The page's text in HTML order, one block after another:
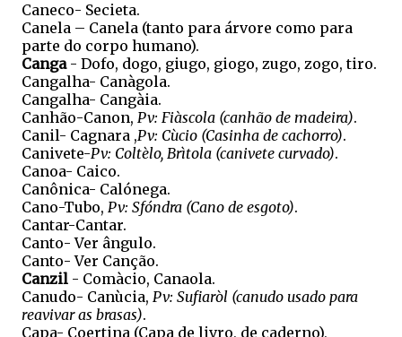
Caneco- Secieta.
Canela – Canela (tanto para árvore como para
parte do corpo humano).
Canga- Dofo, dogo, giugo, giogo, zugo, zogo, tiro.
Cangalha- Canàgola.
Cangalha- Cangàia.
Canhão-Canon, Pv: Fiàscola (canhão de madeira).
Canil- Cagnara ,Pv: Cùcio (Casinha de cachorro).
Canivete-Pv: Coltèlo, Brìtola (canivete curvado).
Canoa- Caico.
Canônica- Calónega.
Cano-Tubo, Pv: Sfóndra (Cano de esgoto).
Cantar-Cantar.
Canto- Ver ângulo.
Canto- Ver Canção.
Canzil - Comàcio, Canaola.
Canudo- Canùcia, Pv: Sufiaròl (canudo usado para
reavivar as brasas).
Capa- Coertina (Capa de livro, de caderno),